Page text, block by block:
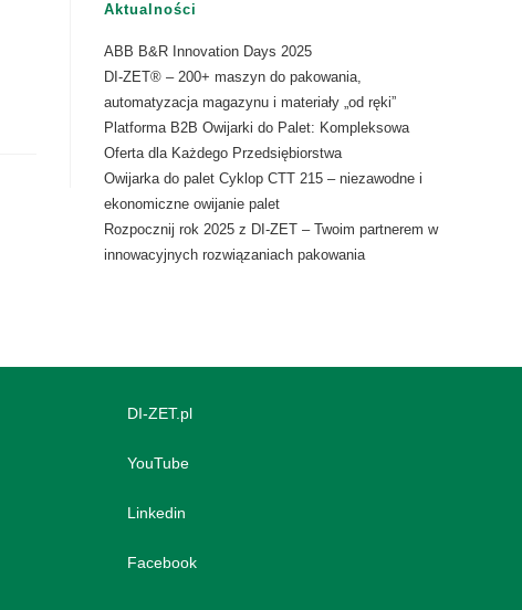
Aktualności
ABB B&R Innovation Days 2025
DI-ZET® – 200+ maszyn do pakowania,
automatyzacja magazynu i materiały „od ręki”
Platforma B2B Owijarki do Palet: Kompleksowa
Oferta dla Każdego Przedsiębiorstwa
Owijarka do palet Cyklop CTT 215 – niezawodne i
ekonomiczne owijanie palet
Rozpocznij rok 2025 z DI-ZET – Twoim partnerem w
innowacyjnych rozwiązaniach pakowania
DI-ZET.pl
YouTube
Linkedin
Facebook